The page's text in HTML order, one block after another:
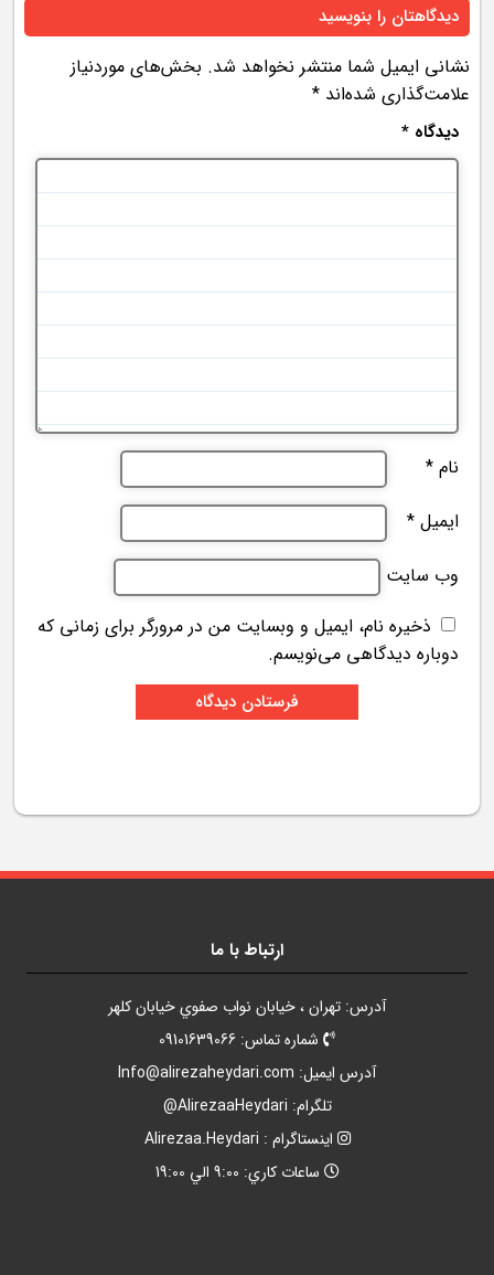
دیدگاهتان را بنویسید
نشانی ایمیل شما منتشر نخواهد شد. بخش‌های موردنیاز
علامت‌گذاری شده‌اند *
دیدگاه *
نام *
ایمیل *
وب‌ سایت
ذخیره نام، ایمیل و وبسایت من در مرورگر برای زمانی که
دوباره دیدگاهی می‌نویسم.
ارتباط با ما
آدرس: تهران ، خيابان نواب صفوي خيابان کلهر
شماره تماس: 09101639066
آدرس ايميل: Info@alirezaheydari.com
تلگرام: AlirezaaHeydari@
اينستاگرام : Alirezaa.Heydari
ساعات کاري: 9:00 الي 19:00